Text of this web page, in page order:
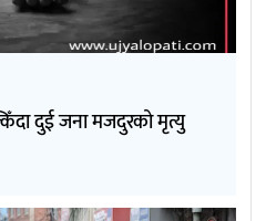
दुई जना मजदुरको मृत्यु